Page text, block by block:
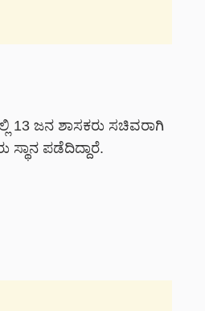
13 ಜನ ಶಾಸಕರು ಸಚಿವರಾಗಿ
ಪಡೆದಿದ್ದಾರೆ.